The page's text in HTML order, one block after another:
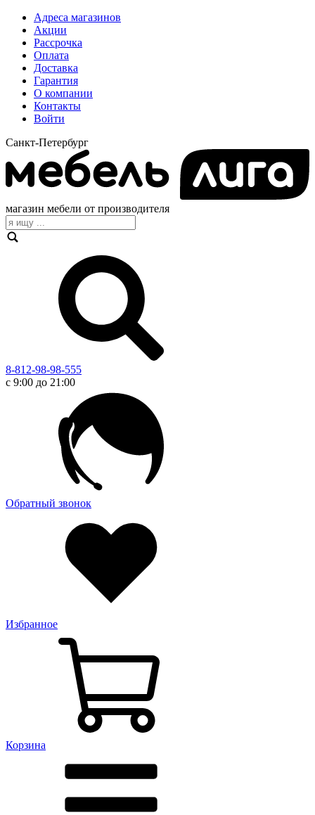
Адреса магазинов
Акции
Рассрочка
Оплата
Доставка
Гарантия
О компании
Контакты
Войти
Санкт-Петербург
магазин мебели от производителя
8-812-98-98-555
с 9:00 до 21:00
Обратный звонок
Избранное
Корзина